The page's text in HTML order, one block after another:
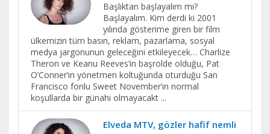
Başlıktan başlayalım mı?
Başlayalım. Kim derdi ki 2001
yılında gösterime giren bir film
ülkemizin tüm basın, reklam, pazarlama, sosyal
medya jargonunun geleceğini etkileyecek… Charlize
Theron ve Keanu Reeves’in başrolde olduğu, Pat
O’Conner’ın yönetmen koltuğunda oturduğu San
Francisco fonlu Sweet November’ın normal
koşullarda bir günahı olmayacakt ...
Elveda MTV, gözler hafif nemli